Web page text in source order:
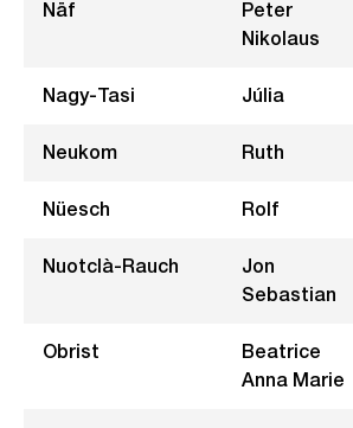
Näf
Peter
Nikolaus
Nagy-Tasi Júlia
Neukom Ruth
Nüesch Rolf
Nuotclà-Rauch
Jon
Sebastian
Obrist
Beatrice
Anna Marie